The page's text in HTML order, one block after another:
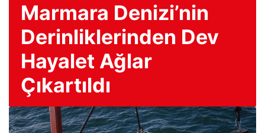
Marmara Denizi’nin
Derinliklerinden Dev
Hayalet Ağlar
Çıkartıldı